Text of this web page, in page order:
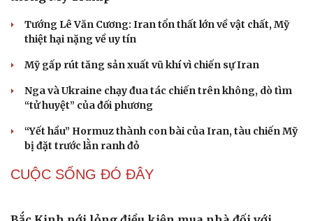
Tổng Bí thư, Chủ tịch nước Tô Lâm tới Sydney, bắt
đầu thăm cấp Nhà nước Australia
TP.HCM trước ngày 30/8
Điện chia buồn Đồng chí Saysomphone Phomvihane,
Chủ tịch Quốc hội nước CHDCND Lào
Không để “nhiệm vụ bắt buộc, kinh phí phụ thuộc”
trong tuyên truyền pháp luật
Đồng chí Xaysomphone Phomvihane có nhiều đóng